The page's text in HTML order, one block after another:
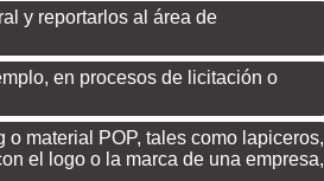
y reportarlos al área de
en procesos de licitación o
material POP, tales como lapiceros,
el logo o la marca de una empresa,